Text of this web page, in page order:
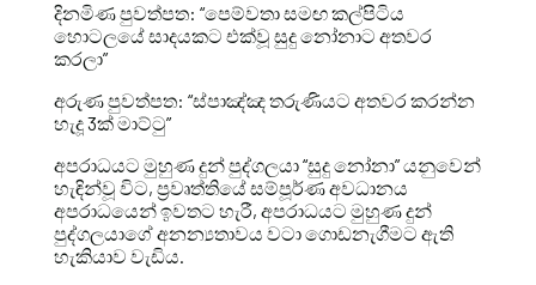
දිනමිණ පුවත්පත: “පෙම්වතා සමඟ කල්පිටිය
හොටලයේ සාදයකට එක්වූ සුදු නෝනාට අතවර
කරලා”
අරුණ පුවත්පත: “ස්පාඤ්ඤ තරුණියට අතවර කරන්න
හැදූ 3ක් මාට්ටු”
අපරාධයට මුහුණ දුන් පුද්ගලයා “සුදු නෝනා” යනුවෙන්
හැඳින්වූ විට, ප්‍රවෘත්තියේ සම්පූර්ණ අවධානය
අපරාධයෙන් ඉවතට හැරී, අපරාධයට මුහුණ දුන්
පුද්ගලයාගේ අනන්‍යතාවය වටා ගොඩනැගීමට ඇති
හැකියාව වැඩිය.